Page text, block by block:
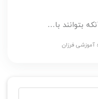
بتوانند با…
آموزشی فرزان